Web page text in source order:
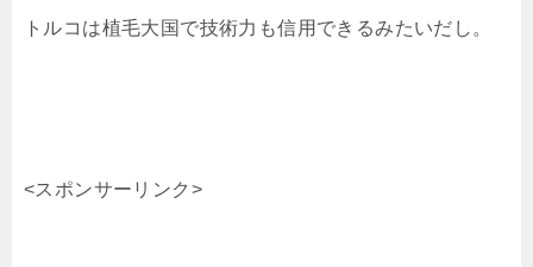
トルコは植毛大国で技術力も信用できるみたいだし。
<スポンサーリンク>